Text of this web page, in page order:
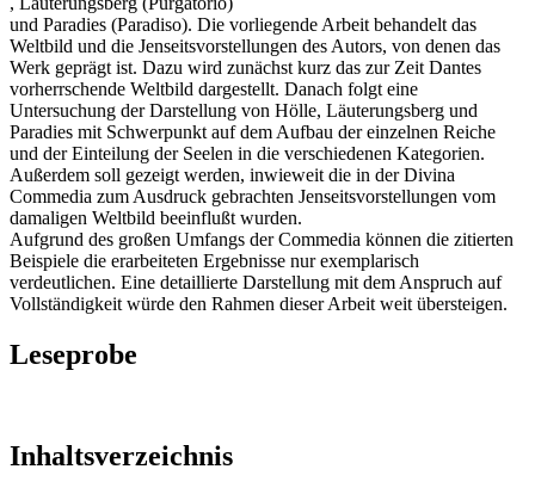
und Paradies (Paradiso). Die vorliegende Arbeit behandelt das
Weltbild und die Jenseitsvorstellungen des Autors, von denen das
Werk geprägt ist. Dazu wird zunächst kurz das zur Zeit Dantes
vorherrschende Weltbild dargestellt. Danach folgt eine
Untersuchung der Darstellung von Hölle, Läuterungsberg und
Paradies mit Schwerpunkt auf dem Aufbau der einzelnen Reiche
und der Einteilung der Seelen in die verschiedenen Kategorien.
Außerdem soll gezeigt werden, inwieweit die in der Divina
Commedia zum Ausdruck gebrachten Jenseitsvorstellungen vom
damaligen Weltbild beeinflußt wurden.
Aufgrund des großen Umfangs der Commedia können die zitierten
Beispiele die erarbeiteten Ergebnisse nur exemplarisch
verdeutlichen. Eine detaillierte Darstellung mit dem Anspruch auf
Vollständigkeit würde den Rahmen dieser Arbeit weit übersteigen.
Leseprobe
Inhaltsverzeichnis